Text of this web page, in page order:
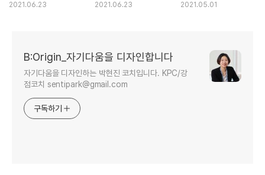
2021.06.23 2021.06.23 2021.05.01
B:Origin_자기다움을 디자인합니다
자기다움을 디자인하는 박현진 코치입니다. KPC/강
점코치 sentipark@gmail.com
구독하기